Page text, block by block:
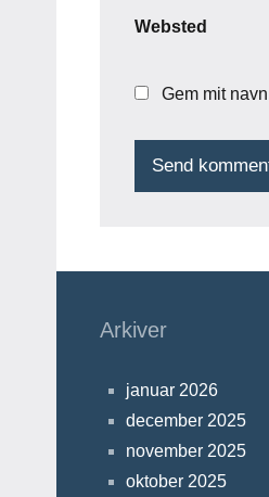
Websted
Gem mit
Arkiver
januar 2026
december 2025
november 2025
oktober 2025